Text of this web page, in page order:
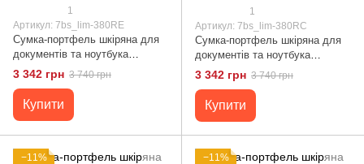
1
Артикул: 7bs_lim-380RE
Сумка-портфель шкіряна для
документів та ноутбука
LIMARY lim-380RE зелена
3 342 грн 3 740 грн
Купити
1
Артикул: 7bs_lim-380RC
Сумка-портфель шкіряна для
документів та ноутбука
LIMARY lim-380RC коричнева
Коричневий
3 342 грн 3 740 грн
Купити
−11% −11%